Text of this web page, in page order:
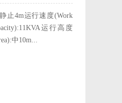
止4m运行速度(Work
运行高度
中10m...